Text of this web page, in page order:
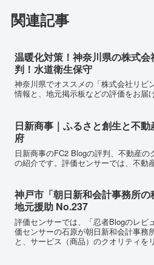
関連記事
温暖化対策！神奈川県の株式
判！水道衛生保守
神奈川県でオススメの「株式会社リビ
情報と、地元掲示板などの評価をお届
日新商事｜ふるさと創生と不
府
日新商事のFC2 Blogの評判、不動産
の紹介です。評価センサーでは、不動
神戸市「朝日新和会計事務所の
地元援助 No.237
評価センサーでは、「忍者Blogのレビ
価センサーの石原が朝日新和会計事務
と、サービス（商品）のクオリティを